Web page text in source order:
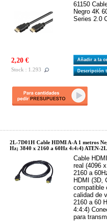
61150
Negro 4K
Series 2.0
2,20 €
Stock : 1.293
Añadir a la
Descripción
2L-7D01H Cable HDMI A-A 1 metros
Hz; 3840 x 2160 a 60Hz 4:4:4) ATEN-
Cable
real (4096
2160 a
HDMI (3D,
compatible
calidad de
2160 a 60
4:4:4)
para